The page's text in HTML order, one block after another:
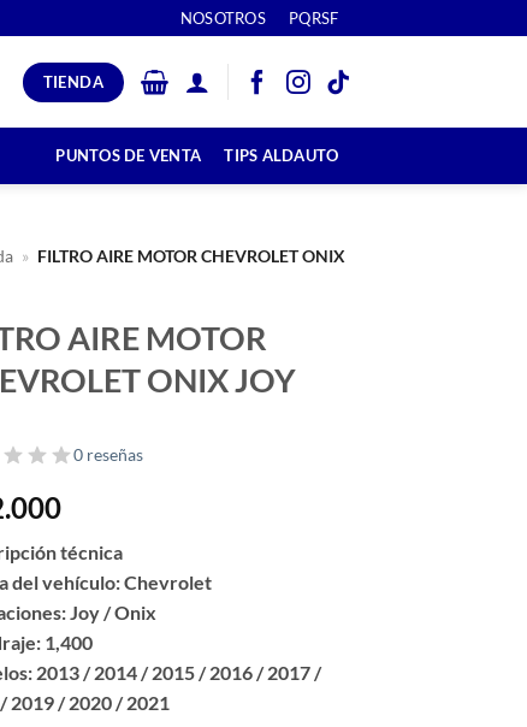
NOSOTROS PQRSF
TIENDA
PUNTOS DE VENTA TIPS ALDAUTO
» FILTRO AIRE MOTOR CHEVROLET ONIX
AIRE MOTOR
ONIX JOY
0 reseñas
técnica
del vehículo: Chevrolet
Joy / Onix
1,400
2013 / 2014 / 2015 / 2016 / 2017 /
2019 / 2020 / 2021